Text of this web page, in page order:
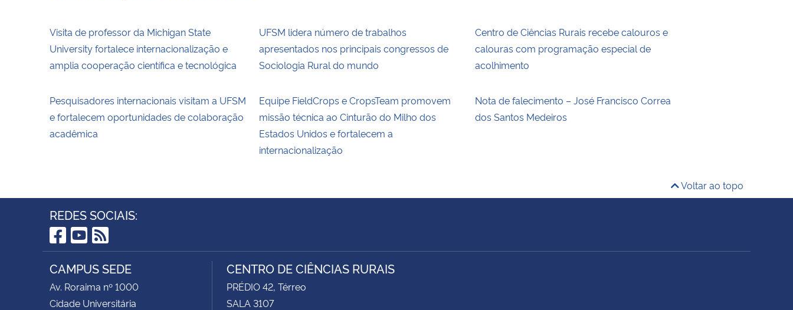
Visita de professor da Michigan State
University fortalece internacionalização e
amplia cooperação científica e tecnológica
UFSM lidera número de trabalhos
apresentados nos principais congressos de
Sociologia Rural do mundo
Centro de Ciências Rurais recebe calouros e
calouras com programação especial de
acolhimento
Pesquisadores internacionais visitam a UFSM
e fortalecem oportunidades de colaboração
acadêmica
Equipe FieldCrops e CropsTeam promovem
missão técnica ao Cinturão do Milho dos
Estados Unidos e fortalecem a
internacionalização
Nota de falecimento – José Francisco Correa
dos Santos Medeiros
Voltar ao topo
REDES SOCIAIS:
Facebook
YouTube
RSS
CAMPUS SEDE
Av. Roraima nº 1000
Cidade Universitária
CENTRO DE CIÊNCIAS RURAIS
PRÉDIO 42, Térreo
SALA 3107